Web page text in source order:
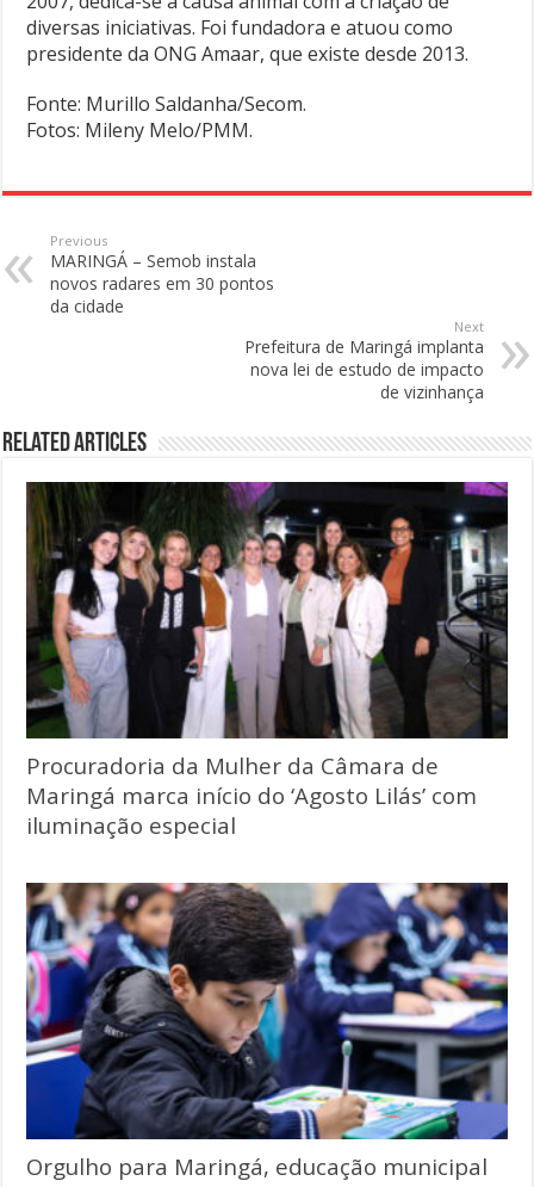
diversas iniciativas. Foi fundadora e atuou como
presidente da ONG Amaar, que existe desde 2013.
Fonte: Murillo Saldanha/Secom.
Fotos: Mileny Melo/PMM.
Previous
MARINGÁ – Semob instala
novos radares em 30 pontos
da cidade
Next
Prefeitura de Maringá implanta
nova lei de estudo de impacto
de vizinhança
Related Articles
Procuradoria da Mulher da Câmara de
Maringá marca início do ‘Agosto Lilás’ com
iluminação especial
Orgulho para Maringá, educação municipal